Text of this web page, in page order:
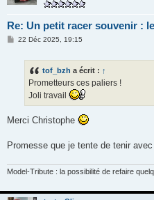
Re: Un petit racer souvenir :
M22 Déc 2025, 19:15
tof_bzh a écrit : ↑
Prometteurs ces paliers !
Joli travail
Merci Christophe
Promesse que je tente de tenir
Model-Tribute : la possibilité de refaire